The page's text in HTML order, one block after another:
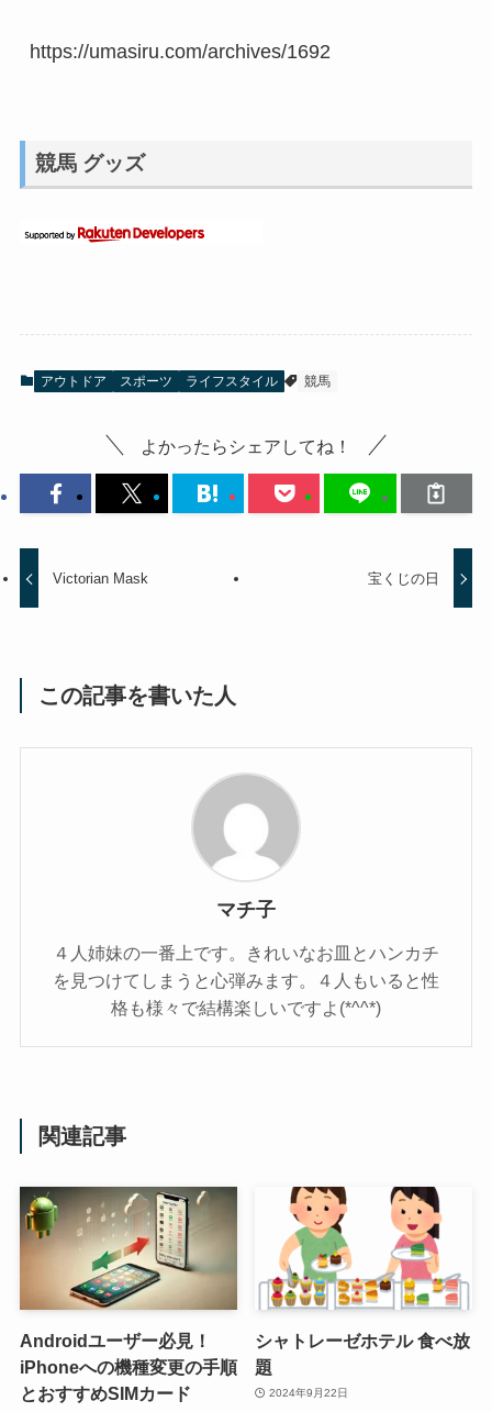
https://umasiru.com/archives/1692
競馬 グッズ
アウトドア スポーツ ライフスタイル 競馬
よかったらシェアしてね！
Victorian Mask 宝くじの日
この記事を書いた人
マチ子
４人姉妹の一番上です。きれいなお皿とハンカチ
を見つけてしまうと心弾みます。４人もいると性
格も様々で結構楽しいですよ(*^^*)
関連記事
Androidユーザー必見！
iPhoneへの機種変更の手順
とおすすめSIMカード
シャトレーゼホテル 食べ放
題
2024年9月22日